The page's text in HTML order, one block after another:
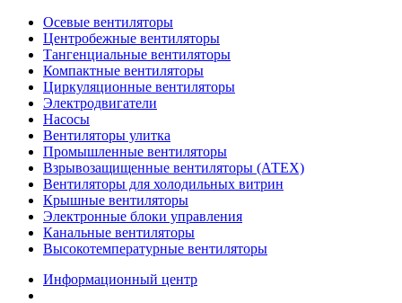
Осевые вентиляторы
Центробежные вентиляторы
Тангенциальные вентиляторы
Компактные вентиляторы
Циркуляционные вентиляторы
Электродвигатели
Насосы
Вентиляторы улитка
Промышленные вентиляторы
Взрывозащищенные вентиляторы (АТЕХ)
Вентиляторы для холодильных витрин
Крышные вентиляторы
Электронные блоки управления
Канальные вентиляторы
Высокотемпературные вентиляторы
Информационный центр